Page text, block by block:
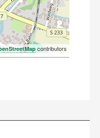
contributors